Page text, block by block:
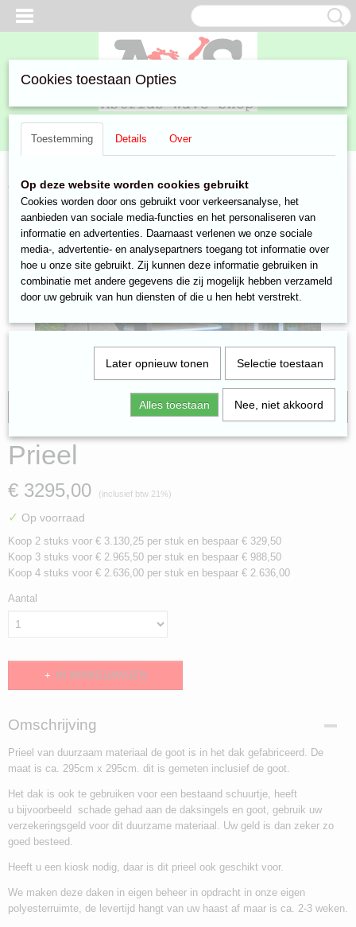
Inloggen Registreren
Home >Aanbiedingen>Marktkraam> Prieel
gratis verzending
Prieel
€ 3295,00 (inclusief btw 21%)
✓ Op voorraad
Koop 2 stuks voor € 3.130,25 per stuk en bespaar € 329,50
Koop 3 stuks voor € 2.965,50 per stuk en bespaar € 988,50
Koop 4 stuks voor € 2.636,00 per stuk en bespaar € 2.636,00
Aantal
IN WINKELWAGEN
Omschrijving
Prieel van duurzaam materiaal de goot is in het dak gefabriceerd. De
maat is ca. 295cm x 295cm. dit is gemeten inclusief de goot.
Het dak is ook te gebruiken voor een bestaand schuurtje, heeft
u bijvoorbeeld schade gehad aan de daksingels en goot, gebruik uw
verzekeringsgeld voor dit duurzame materiaal. Uw geld is dan zeker zo
goed besteed.
Heeft u een kiosk nodig, daar is dit prieel ook geschikt voor.
We maken deze daken in eigen beheer in opdracht in onze eigen
polyesterruimte, de levertijd hangt van uw haast af maar is ca. 2-3 weken.
Cookies toestaan Opties
Toestemming Details Over
Op deze website worden cookies gebruikt
Cookies worden door ons gebruikt voor verkeersanalyse, het
aanbieden van sociale media-functies en het personaliseren van
informatie en advertenties. Daarnaast verlenen we onze sociale
media-, advertentie- en analysepartners toegang tot informatie over
hoe u onze site gebruikt. Zij kunnen deze informatie gebruiken in
combinatie met andere gegevens die zij mogelijk hebben verzameld
door uw gebruik van hun diensten of die u hen hebt verstrekt.
Later opnieuw tonen Selectie toestaan
Alles toestaan Nee, niet akkoord